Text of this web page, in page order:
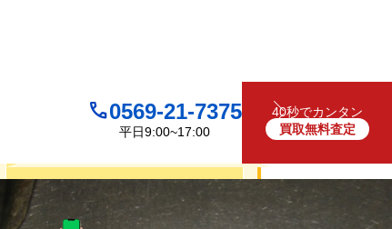
0569-21-7375
平日9:00~17:00
40秒でカンタン
買取無料査定
買取について
お見積り・査定は